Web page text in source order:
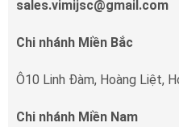
sales.vimijsc@gmail.com
Chi nhánh Miền Bắc
Ô10 Linh Đàm, Hoàng Liệt,
Chi nhánh Miền Nam